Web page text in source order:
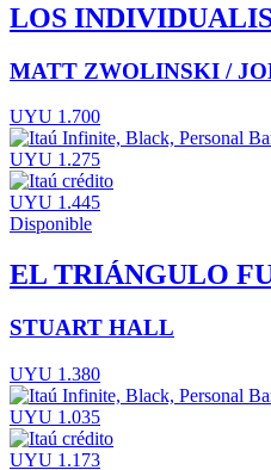
LOS
MATT ZWOLINSKI /
UYU 1.700
UYU 1.275
UYU 1.445
Disponible
EL TRIÁNGULO
STUART HALL
UYU 1.380
UYU 1.035
UYU 1.173